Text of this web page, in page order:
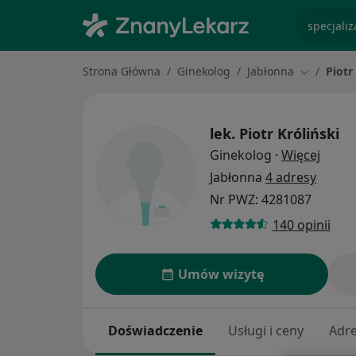
Strona Główna Ginekolog Jabłonna ZmieńPiotr
lek. Piotr Króliński
Ginekolog · Więcej
Jabłonna 4 adresy
Nr PWZ: 4281087
140 opinii
Umów wizytę
Doświadczenie Usługi i ceny